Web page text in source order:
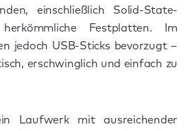
einschließlich Solid-State-
Festplatten. Im
jedoch USB-Sticks bevorzugt –
erschwinglich und einfach zu
Laufwerk mit ausreichender